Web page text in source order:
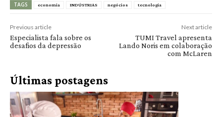
TAGS economia INDÚSTRIAS negócios tecnologia
Previous article
Especialista fala sobre os
desafios da depressão
Next article
TUMI Travel apresenta
Lando Noris em colaboração
com McLaren
Últimas postagens